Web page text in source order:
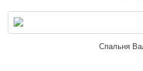
Спальня